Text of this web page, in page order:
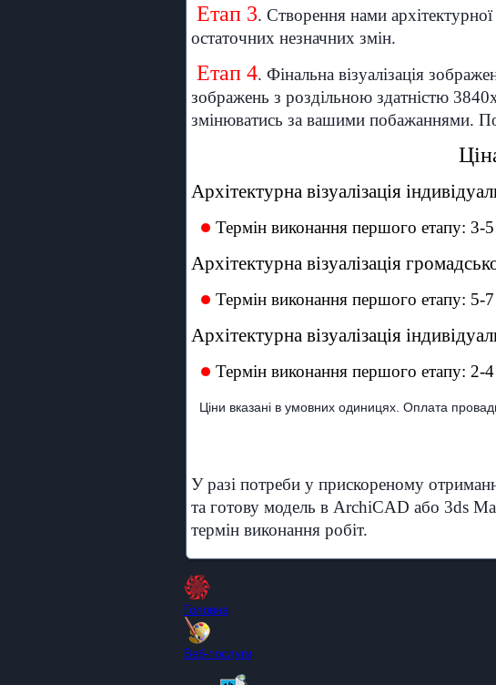
Етап 3. Створення нами
остаточних незначних змін.
Етап 4. Фінальна візуалізація
зображень з роздільною здатністю
змінюватись за вашими побажаннями.
Ц
Архітектурна візуалізація
Термін виконання першого етапу: 3-
Архітектурна візуалізація
Термін виконання першого етапу: 5-
Архітектурна візуалізація
Термін виконання першого етапу: 2-4
Ціни вказані в умовних одиницях. Оплата
У разі потреби у прискореному
та готову модель в ArchiCAD або 3ds
термін виконання робіт.
Головна
Веб-послуги